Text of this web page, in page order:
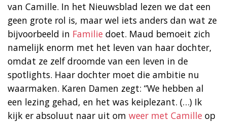
van Camille. In het Nieuwsblad lezen we dat een
geen grote rol is, maar wel iets anders dan wat ze
bijvoorbeeld in Familie doet. Maud bemoeit zich
namelijk enorm met het leven van haar dochter,
omdat ze zelf droomde van een leven in de
spotlights. Haar dochter moet die ambitie nu
waarmaken. Karen Damen zegt: “We hebben al
een lezing gehad, en het was keiplezant. (…) Ik
kijk er absoluut naar uit om weer met Camille op